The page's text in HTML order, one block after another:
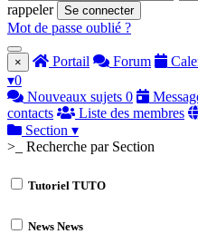
rappeler
Se connecter
Mot de passe oublié ?
× Portail Forum
▾0
Nouveaux sujets 0
contacts
Liste des membres
Section ▾
>_ Recherche par Section
Tutoriel TUTO
News News